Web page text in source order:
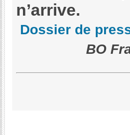
n’arrive.
Dossier de
BO